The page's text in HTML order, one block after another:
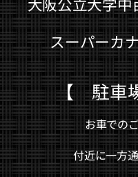
スーパーカ
【 駐車
お車での
付近に一方